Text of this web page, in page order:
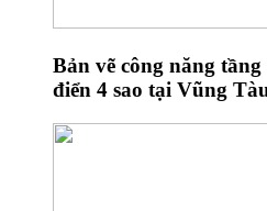
Bản vẽ công năng
điển 4 sao tại Vũng